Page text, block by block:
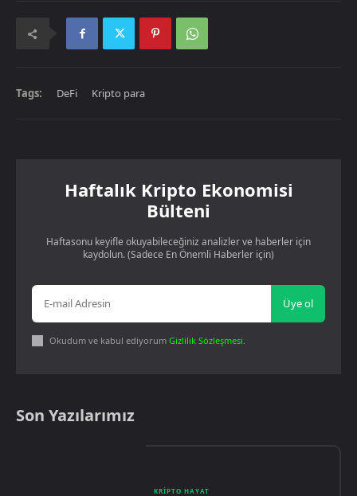
Tags: DeFi Kripto para
Haftalık Kripto Ekonomisi
Bülteni
Haftasonu keyifle okuyabileceğiniz analizler ve haberler için
kaydolun. (Sadece En Önemli Haberler için)
Üye ol
Okudum ve kabul ediyorum Gizlilik Sözleşmesi.
Son Yazılarımız
KRIPTO HAYAT